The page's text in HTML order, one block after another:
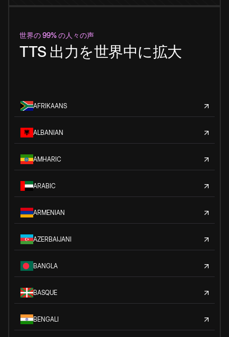
世界の 99% の人々の声
TTS 出力を世界中に拡大
AFRIKAANS
ALBANIAN
AMHARIC
ARABIC
ARMENIAN
AZERBAIJANI
BANGLA
BASQUE
BENGALI